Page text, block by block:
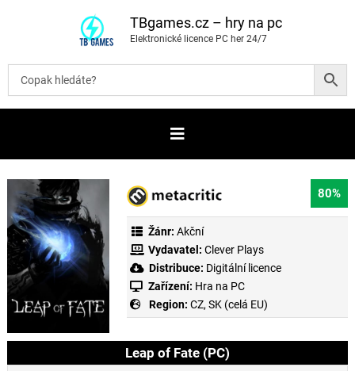
t
b
TBgames.cz – hry na pc
Elektronické licence PC her 24/7
80%
Žánr: Akční
Vydavatel: Clever Plays
Distribuce: Digitální licence
Zařízení: Hra na PC
Region: CZ, SK (celá EU)
Leap of Fate (PC)